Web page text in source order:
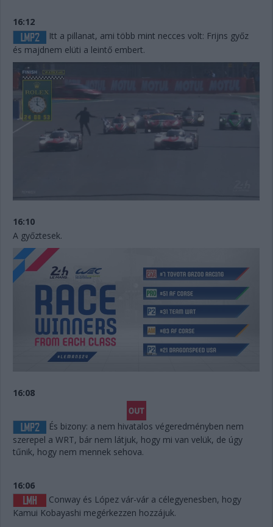
16:12
Itt a pillanat, ami több mint necces volt: Frijns győz
és majdnem elüti a leintő embert.
16:10
A győztesek.
16:08
És bizony: a nem hivatalos végeredményben nem
szerepel a WRT, bár nem látjuk, hogy mi van velük, de úgy
tűnik, hogy nem mennek sehova.
16:06
Conway és López vár-vár a célegyenesben, hogy
Kamui Kobayashi megérkezzen hozzájuk.